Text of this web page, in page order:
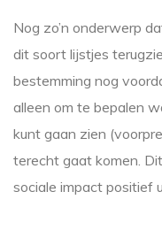
Nog zo’n onderwerp
dit soort lijstjes
bestemming nog
alleen om te bepalen
kunt gaan zien
terecht gaat komen.
sociale impact positief